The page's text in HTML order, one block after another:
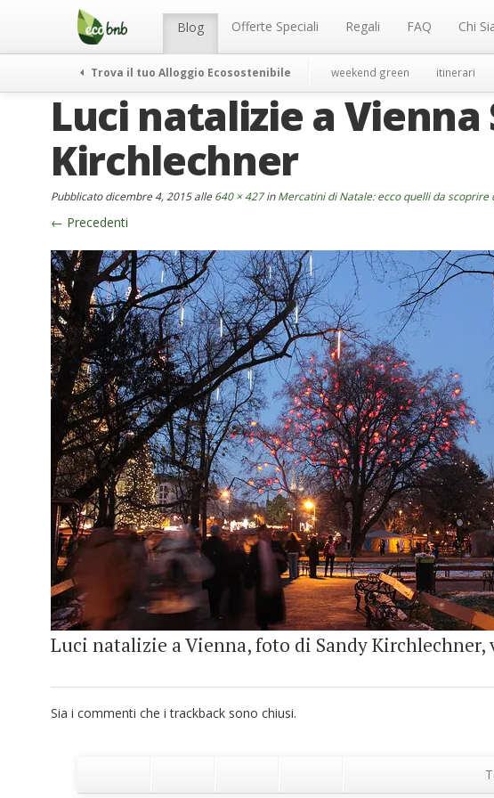
Menu Blog Offerte Speciali Regali FAQ Chi
Trova il tuo Alloggio Ecosostenibile weekend green itinerari
Luci natalizie a Vienna
Kirchlechner
Pubblicatodicembre 4, 2015alle 640 × 427inMercatini di Natale: ecco quelli da scoprire
← Precedenti
Luci natalizie a Vienna, foto di Sandy Kirchlechner,
Sia i commenti che i trackback sono chiusi.